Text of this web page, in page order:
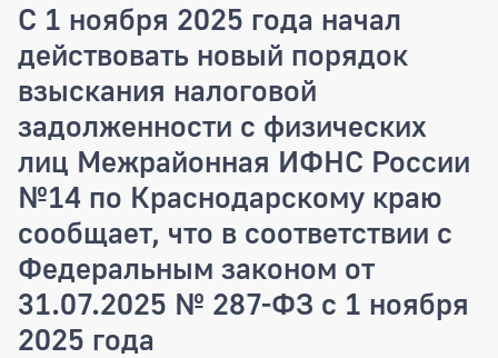
С 1 ноября 2025 года начал
действовать новый порядок
взыскания налоговой
задолженности с физических
лиц Межрайонная ИФНС России
№14 по Краснодарскому краю
сообщает, что в соответствии с
Федеральным законом от
31.07.2025 № 287-ФЗ с 1 ноября
2025 года